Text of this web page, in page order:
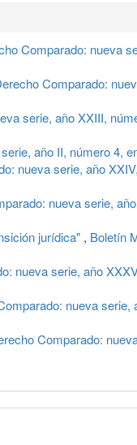
Comparado: nueva
Comparado:
serie, año XXIII,
año II, número 4,
nueva serie, año
nueva serie,
jurídica" , Boletín
nueva serie, año
nueva serie,
Comparado: